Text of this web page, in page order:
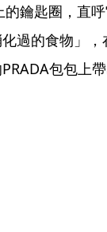
鑰匙圈，直
過的食物」
包包上帶